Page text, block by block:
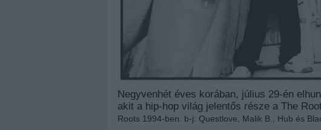
Negyvenhét éves korában, július 29-én
akit a hip-hop világ jelentős része a The
Roots 1994-ben. b-j: Questlove, Malik B., Hub és